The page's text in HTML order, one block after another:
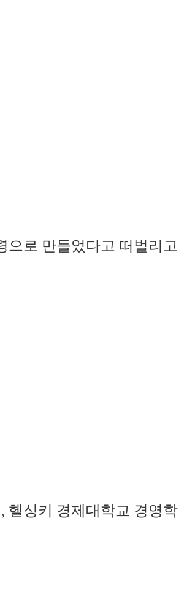
으로 만들었다고 떠벌리고
헬싱키 경제대학교 경영학